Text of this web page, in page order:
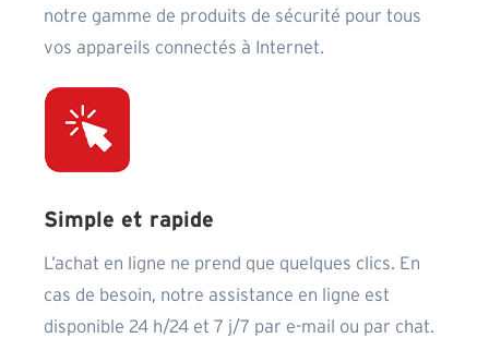
notre gamme de produits de sécurité pour tous
vos appareils connectés à Internet.
Simple et rapide
L’achat en ligne ne prend que quelques clics. En
cas de besoin, notre assistance en ligne est
disponible 24 h/24 et 7 j/7 par e-mail ou par chat.